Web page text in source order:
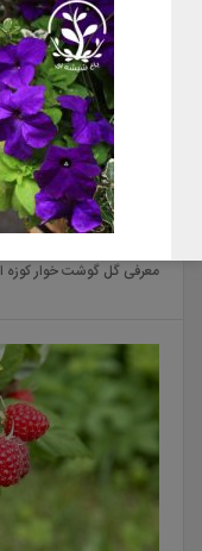
معرفی گل گوشت خوار کوزه ای٫